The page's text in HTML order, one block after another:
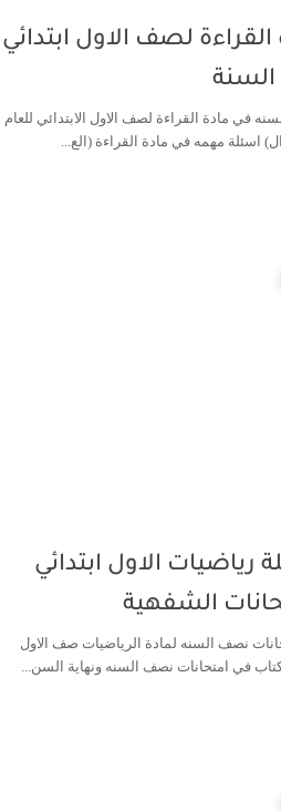
لصف الاول ابتدائي
في مادة القراءة لصف الاول الابتدائي للعام
الاول ابتدائي
الشفهية
نصف السنه لمادة الرياضيات صف الاول
في امتحانات نصف السنه ونهاية السن...